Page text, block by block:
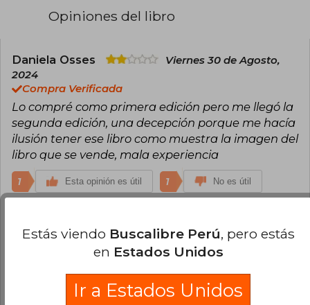
Opiniones del libro
Daniela Osses
Viernes 30 de Agosto,
2024
Compra Verificada
Lo compré como primera edición pero me llegó la
segunda edición, una decepción porque me hacía
ilusión tener ese libro como muestra la imagen del
libro que se vende, mala experiencia
1 Esta opinión es útil 1 No es útil
agregar tu propia evaluación.
0% (0)
0% (0)
Estás viendo Buscalibre Perú, pero estás
en Estados Unidos
Ir a Estados Unidos